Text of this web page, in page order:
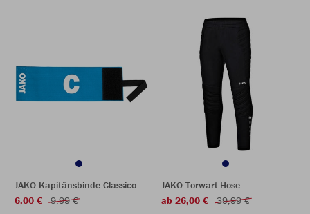
JAKO Kapitänsbinde Classico
6,00 €
9,99 €
JAKO Torwart-Hose
ab 26,00 €
39,99 €